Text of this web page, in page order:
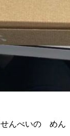
せんべいの めん